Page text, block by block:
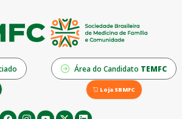
Área do Candidato TEMFC
Loja SBMFC